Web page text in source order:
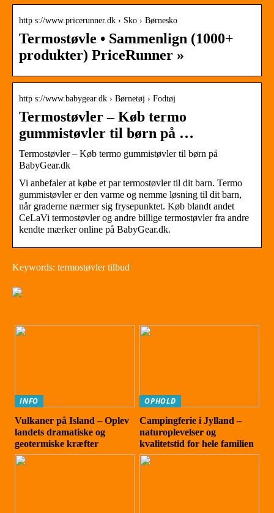
http s://www.pricerunner.dk › Sko › Børnesko
Termostøvle • Sammenlign (1000+
produkter) PriceRunner »
http s://www.babygear.dk › Børnetøj › Fodtøj
Termostøvler – Køb termo
gummistøvler til børn på …
Termostøvler – Køb termo gummistøvler til børn på
BabyGear.dk
Vi anbefaler at købe et par termostøvler til dit barn. Termo
gummistøvler er den varme og nemme løsning til dit barn,
når graderne nærmer sig frysepunktet. Køb blandt andet
CeLaVi termostøvler og andre billige termostøvler fra andre
kendte mærker online på BabyGear.dk.
Keywords: termostøvler tilbud
INFO
Vulkaner på Island – Oplev
landets dramatiske og
geotermiske kræfter
OPHOLD
Campingferie i Jylland –
naturoplevelser og
kvalitetstid for hele familien